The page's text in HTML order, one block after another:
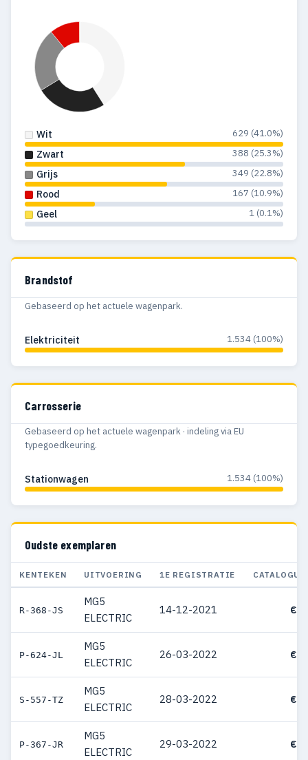
Wit 629 (41.0%)
Zwart 388 (25.3%)
Grijs 349 (22.8%)
Rood 167 (10.9%)
Geel 1 (0.1%)
Brandstof
Gebaseerd op het actuele wagenpark.
Elektriciteit 1.534 (100%)
Carrosserie
Gebaseerd op het actuele wagenpark · indeling via EU
typegoedkeuring.
Stationwagen 1.534 (100%)
Oudste exemplaren
KENTEKEN UITVOERING 1E REGISTRATIE
R-368-JS
MG5
ELECTRIC
14-12-2021 €
P-624-JL
MG5
ELECTRIC
26-03-2022 €
S-557-TZ
MG5
ELECTRIC
28-03-2022 €
P-367-JR
MG5
ELECTRIC
29-03-2022 €